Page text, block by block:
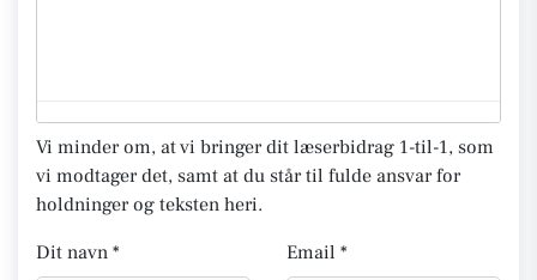
Vi minder om, at vi bringer dit læserbidrag 1-til-1, som
vi modtager det, samt at du står til fulde ansvar for
holdninger og teksten heri.
Dit navn *
Email *